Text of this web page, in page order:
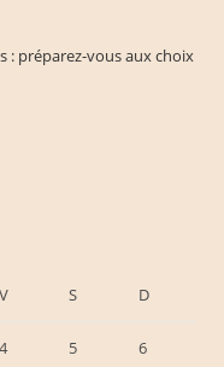
: préparez-vous aux choix
V S D
4 5 6